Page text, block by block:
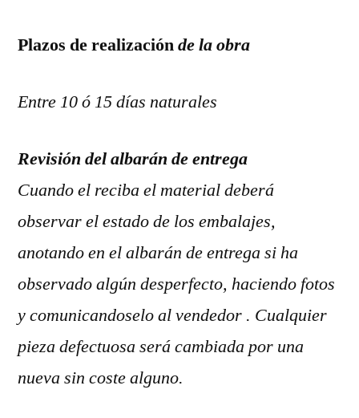
Plazos de realizaciónde la obra
Entre 10 ó 15 días naturales
Revisión del albarán de entrega
Cuando el reciba el material deberá
observar el estado de los embalajes,
anotando en el albarán de entrega si ha
observado algún desperfecto, haciendo fotos
y comunicandoselo al vendedor . Cualquier
pieza defectuosa será cambiada por una
nueva sin coste alguno.